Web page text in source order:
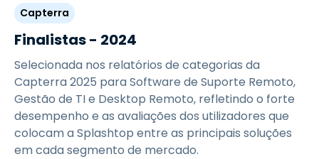
Capterra
Finalistas - 2024
Selecionada nos relatórios de categorias da
Capterra 2025 para Software de Suporte Remoto,
Gestão de TI e Desktop Remoto, refletindo o forte
desempenho e as avaliações dos utilizadores que
colocam a Splashtop entre as principais soluções
em cada segmento de mercado.